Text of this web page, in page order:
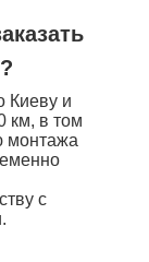
Киеву и
км, в том
монтажа
с